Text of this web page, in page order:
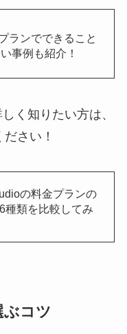
ランでできること
事例も紹介！
く知りたい方は、
さい！
の料金プランの
種類を比較してみ
コツ